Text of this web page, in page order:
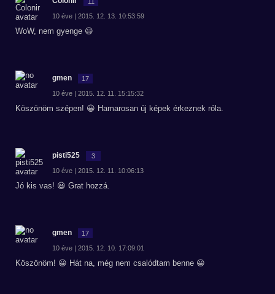
10 éve | 2015. 12. 13. 10:53:59
WoW, nem gyenge 😃
gmen 17
10 éve | 2015. 12. 11. 15:15:32
Köszönöm szépen! 😀 Hamarosan új képek érkeznek róla.
pisti525 3
10 éve | 2015. 12. 11. 10:06:13
Jó kis vas! 😃 Grat hozzá.
gmen 17
10 éve | 2015. 12. 10. 17:09:01
Köszönöm! 😀 Hát na, még nem csalódtam benne 😀